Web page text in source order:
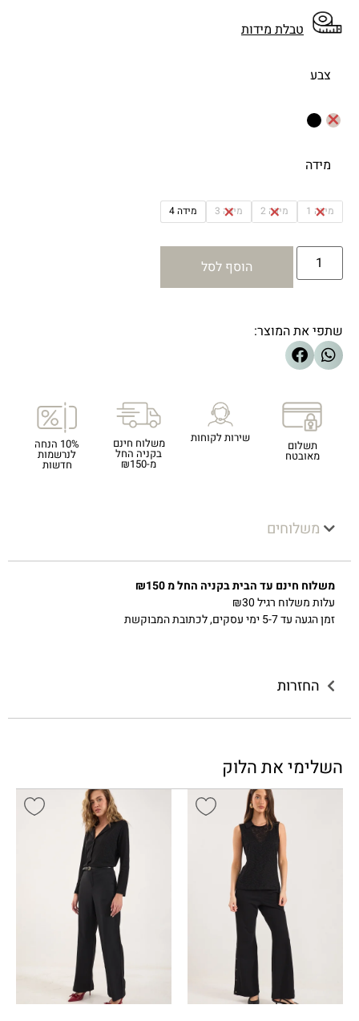
טבלת מידות
צבע
מידה
מידה 1 מידה 2 מידה 3 מידה 4
הוסף לסל
שתפי את המוצר:
תשלום
מאובטח
שירות לקוחות משלוח חינם
בקניה החל
מ-₪150
10% הנחה
לנרשמות
חדשות
משלוחים
משלוח חינם עד הבית בקניה החל מ ₪150
עלות משלוח רגיל ₪30
זמן הגעה עד 5-7 ימי עסקים, לכתובת המבוקשת
החזרות
השלימי את הלוק